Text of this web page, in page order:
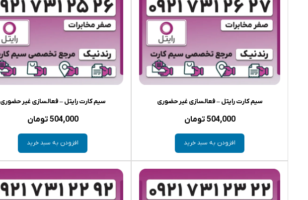
سیم کارت رایتل – فعالسازی غیر حضوری
504,000 تومان
افزودن به سبد خرید
سیم کارت رایتل – فعالسازی غیر حضوری
504,000 تومان
افزودن به سبد خرید